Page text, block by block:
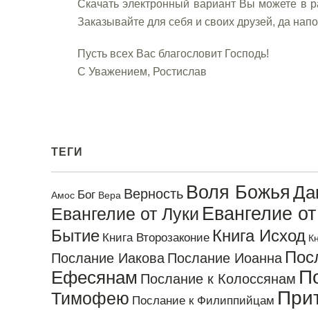
Скачать электронный вариант Вы можете в
Заказывайте для себя и своих друзей, да
Пусть всех Вас благословит Господь!
С Уважением, Ростислав
ТЕГИ
Амос Бог Вера Верность Воля Божья
Евангелие от Луки Евангелие
Бытие Книга Второзаконие Книга Исход
Послание Иакова Послание Иоанна
Ефесянам Послание к Колоссянам
Тимофею Послание к Филиппийцам